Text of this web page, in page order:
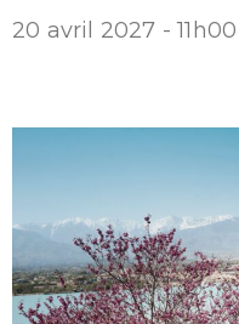
20 avril 2027 - 11h00